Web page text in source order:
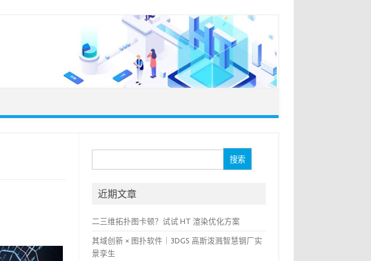
索：
近期文章
二三维拓扑图卡顿？试试 HT 渲染优化方案
其域创新 × 图扑软件｜3DGS 高斯泼溅智慧钢厂实
景孪生